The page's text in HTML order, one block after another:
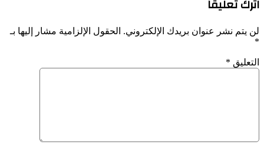
اترك تعليقاً
لن يتم نشر عنوان بريدك الإلكتروني. الحقول الإلزامية مشار إليها بـ
*
التعليق *